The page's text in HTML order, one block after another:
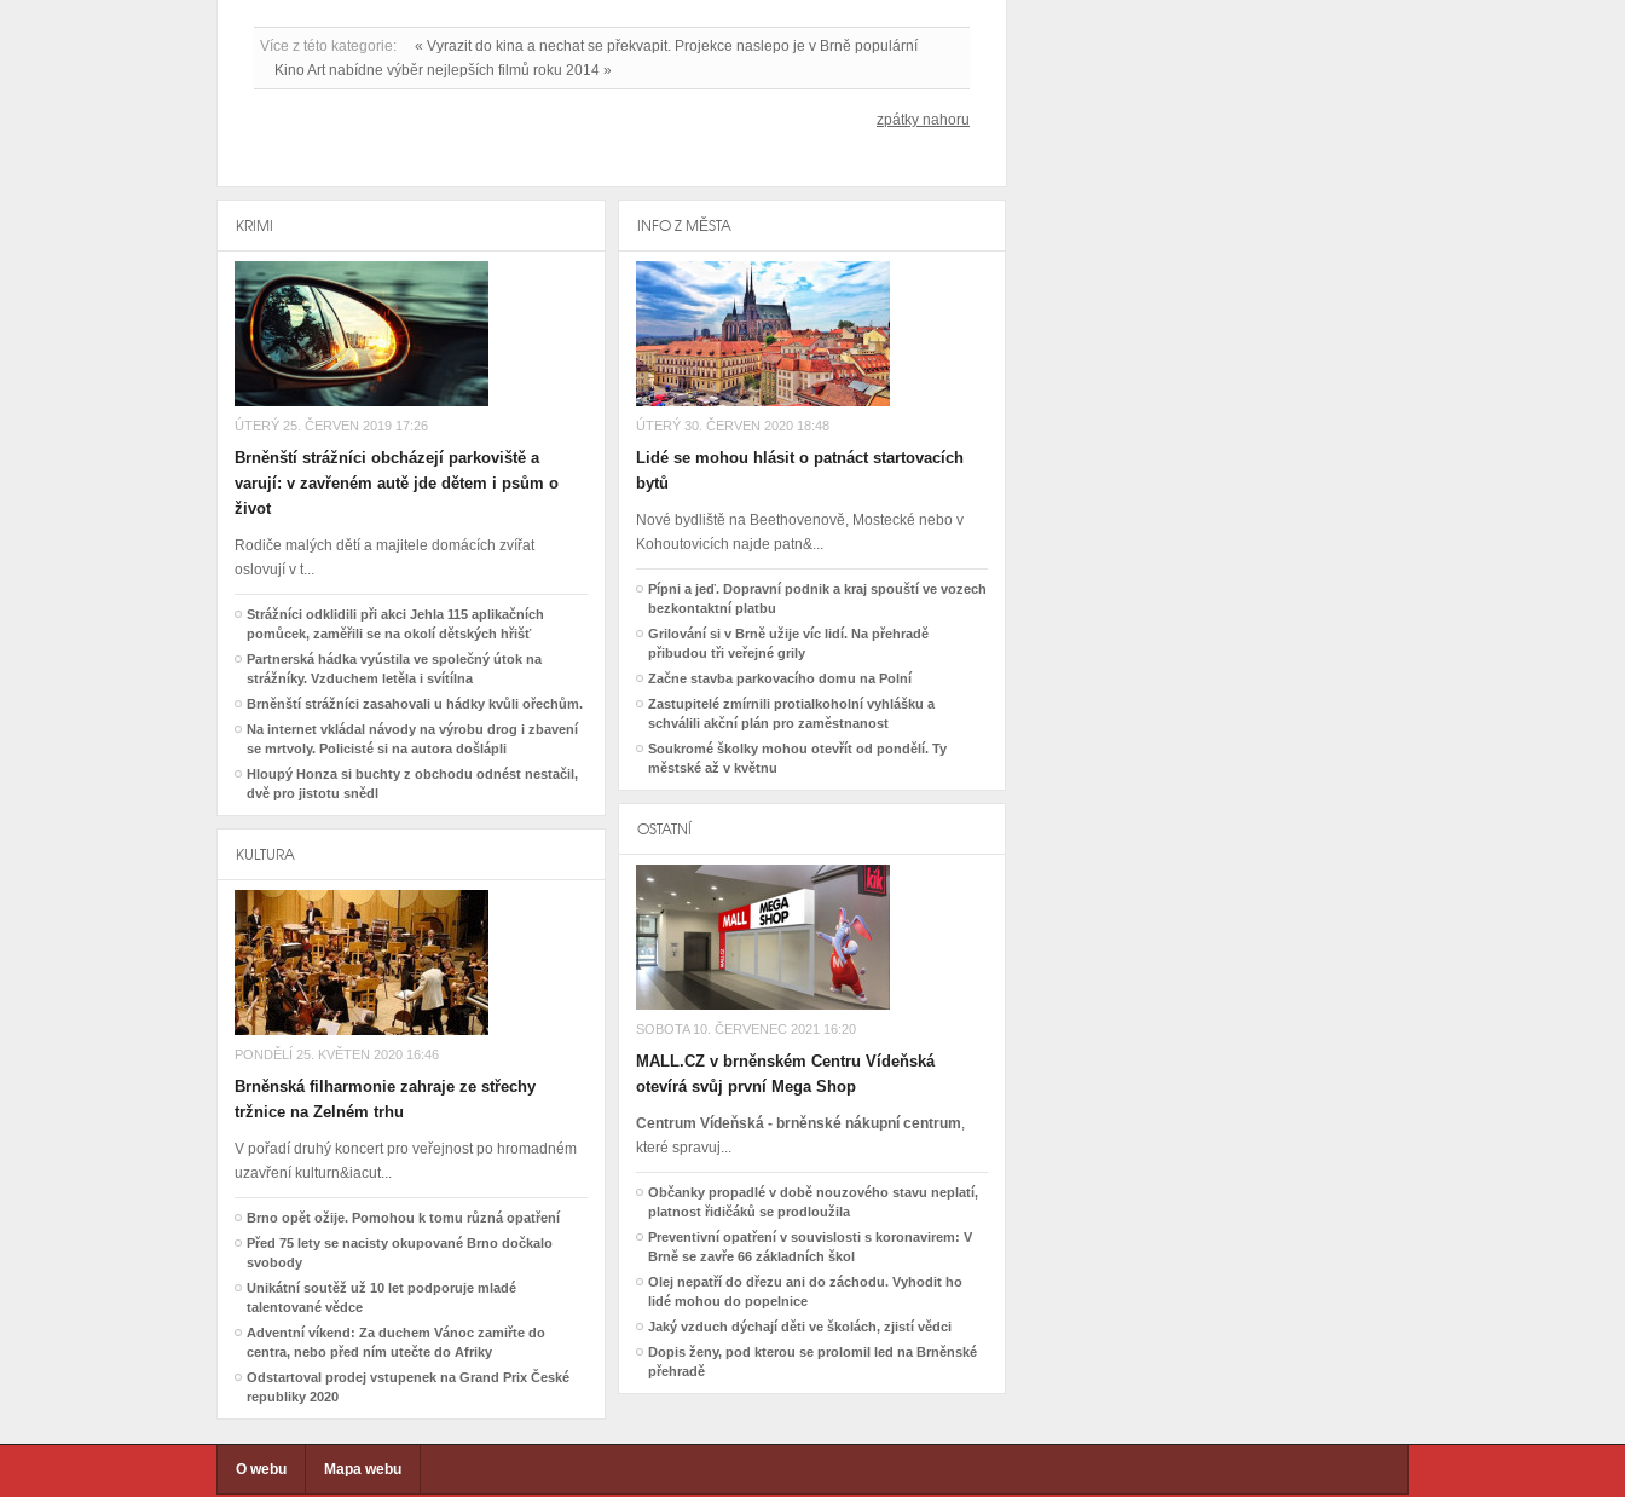
Více z této kategorie:
« Vyrazit do kina a nechat se překvapit. Projekce naslepo je v Brně populární
Kino Art nabídne výběr nejlepších filmů roku 2014 »
zpátky nahoru
KRIMI
ÚTERÝ 25. ČERVEN 2019 17:26
Brněnští strážníci obcházejí parkoviště a
varují: v zavřeném autě jde dětem i psům o
život
Rodiče malých dětí a majitele domácích zvířat
oslovují v t...
Strážníci odklidili při akci Jehla 115 aplikačních
pomůcek, zaměřili se na okolí dětských hřišť
Partnerská hádka vyústila ve společný útok na
strážníky. Vzduchem letěla i svítílna
Brněnští strážníci zasahovali u hádky kvůli ořechům.
Na internet vkládal návody na výrobu drog i zbavení
se mrtvoly. Policisté si na autora došlápli
Hloupý Honza si buchty z obchodu odnést nestačil,
dvě pro jistotu snědl
KULTURA
PONDĚLÍ 25. KVĚTEN 2020 16:46
Brněnská filharmonie zahraje ze střechy
tržnice na Zelném trhu
V pořadí druhý koncert pro veřejnost po hromadném
uzavření kulturn&iacut...
Brno opět ožije. Pomohou k tomu různá opatření
Před 75 lety se nacisty okupované Brno dočkalo
svobody
Unikátní soutěž už 10 let podporuje mladé
talentované vědce
Adventní víkend: Za duchem Vánoc zamiřte do
centra, nebo před ním utečte do Afriky
Odstartoval prodej vstupenek na Grand Prix České
republiky 2020
INFO Z MĚSTA
ÚTERÝ 30. ČERVEN 2020 18:48
Lidé se mohou hlásit o patnáct startovacích
bytů
Nové bydliště na Beethovenově, Mostecké nebo v
Kohoutovicích najde patn&...
Pípni a jeď. Dopravní podnik a kraj spouští ve vozech
bezkontaktní platbu
Grilování si v Brně užije víc lidí. Na přehradě
přibudou tři veřejné grily
Začne stavba parkovacího domu na Polní
Zastupitelé zmírnili protialkoholní vyhlášku a
schválili akční plán pro zaměstnanost
Soukromé školky mohou otevřít od pondělí. Ty
městské až v květnu
OSTATNÍ
SOBOTA 10. ČERVENEC 2021 16:20
MALL.CZ v brněnském Centru Vídeňská
otevírá svůj první Mega Shop
Centrum Vídeňská - brněnské nákupní centrum,
které spravuj...
Občanky propadlé v době nouzového stavu neplatí,
platnost řidičáků se prodloužila
Preventivní opatření v souvislosti s koronavirem: V
Brně se zavře 66 základních škol
Olej nepatří do dřezu ani do záchodu. Vyhodit ho
lidé mohou do popelnice
Jaký vzduch dýchají děti ve školách, zjistí vědci
Dopis ženy, pod kterou se prolomil led na Brněnské
přehradě
O webu Mapa webu